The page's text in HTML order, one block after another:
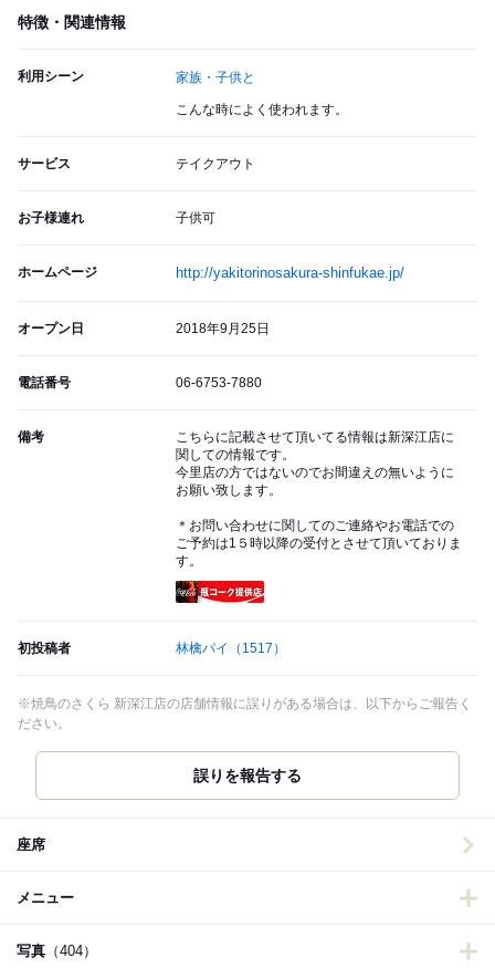
特徴・関連情報
利用シーン 家族・子供と
こんな時によく使われます。
サービス テイクアウト
お子様連れ 子供可
ホームページ http://yakitorinosakura-shinfukae.jp/
オープン日 2018年9月25日
電話番号 06-6753-7880
備考
こちらに記載させて頂いてる情報は新深江店に
関しての情報です。
今里店の方ではないのでお間違えの無いように
お願い致します。
＊お問い合わせに関してのご連絡やお電話での
ご予約は1５時以降の受付とさせて頂いておりま
す。
初投稿者 林檎パイ （1517）
※焼鳥のさくら 新深江店の店舗情報に誤りがある場合は、以下からご報告く
ださい。
誤りを報告する
座席
メニュー
写真 （404）